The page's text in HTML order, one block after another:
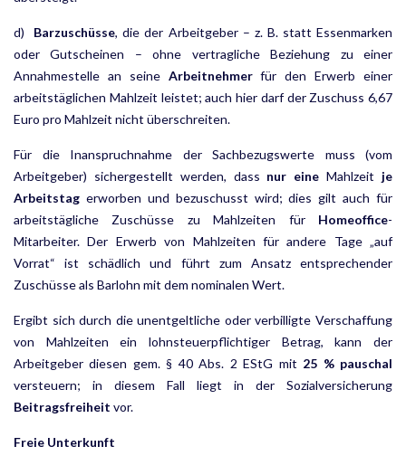
d) Barzuschüsse, die der Arbeitgeber – z. B. statt Essenmarken
oder Gutscheinen – ohne vertragliche Be­ziehung zu einer
Annahmestelle an seine Arbeitnehmerfür den Erwerb einer
arbeitstäglichen Mahlzeit leistet; auch hier darf der Zuschuss 6,67
Euro pro Mahlzeit nicht überschreiten.
Für die Inanspruchnahme der Sachbezugswerte muss (vom
Arbeitgeber) sichergestellt werden, dass nur eine Mahlzeit je
Arbeitstag erworben und bezuschusst wird; dies gilt auch für
arbeitstägliche Zuschüsse zu Mahl­zeiten für Homeoffice-
Mitarbeiter. Der Erwerb von Mahlzeiten für andere Tage „auf
Vorrat“ ist schädlich und führt zum Ansatz entsprechender
Zuschüsse als Barlohn mit dem nominalen Wert.
Ergibt sich durch die unentgeltliche oder verbilligte Verschaffung
von Mahlzeiten ein lohnsteuerpflichtiger Betrag, kann der
Arbeitgeber diesen gem. § 40 Abs. 2 EStG mit 25 % pauschal
versteuern; in diesem Fall liegt in der Sozialversicherung
Beitragsfreiheit vor.
Freie Unterkunft